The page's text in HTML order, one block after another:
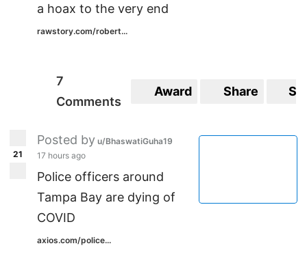
a hoax to the very end
rawstory.com/robert...
7
Comments
Award Share
21
Posted by u/BhaswatiGuha19
17 hours ago
Police officers around
Tampa Bay are dying of
COVID
axios.com/police...